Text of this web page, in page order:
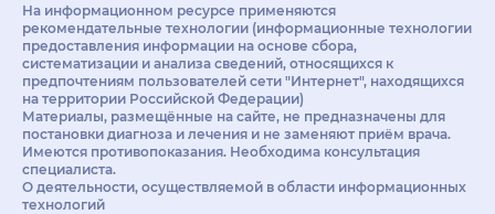
На информационном ресурсе применяются
рекомендательные технологии (информационные технологии
предоставления информации на основе сбора,
систематизации и анализа сведений, относящихся к
предпочтениям пользователей сети "Интернет", находящихся
на территории Российской Федерации)
Материалы, размещённые на сайте, не предназначены для
постановки диагноза и лечения и не заменяют приём врача.
Имеются противопоказания. Необходима консультация
специалиста.
О деятельности, осуществляемой в области информационных
технологий